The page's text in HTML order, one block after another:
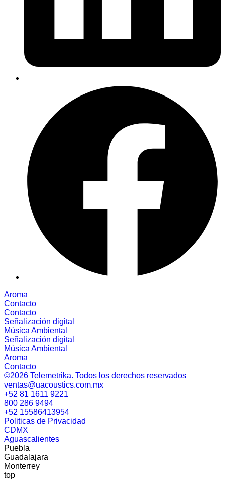
Aroma
Contacto
Contacto
Señalización digital
Música Ambiental
Señalización digital
Música Ambiental
Aroma
Contacto
©2026 Telemetrika. Todos los derechos reservados
ventas@uacoustics.com.mx
+52 81 1611 9221
800 286 9494
+52 15586413954
Politicas de Privacidad
CDMX
Aguascalientes
Puebla
Guadalajara
Monterrey
top